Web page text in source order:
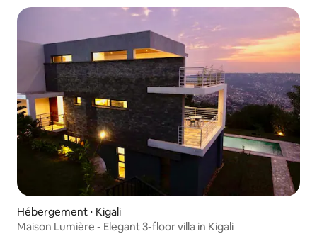
Hébergement ⋅ Kigali
Maison Lumière - Elegant 3-floor villa in Kigali